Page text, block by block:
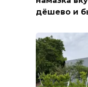
дёшево и